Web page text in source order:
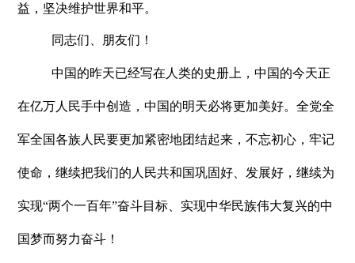
益，坚决维护世界和平。
同志们、朋友们！
中国的昨天已经写在人类的史册上，中国的今天正
在亿万人民手中创造，中国的明天必将更加美好。全党全
军全国各族人民要更加紧密地团结起来，不忘初心，牢记
使命，继续把我们的人民共和国巩固好、发展好，继续为
实现“两个一百年”奋斗目标、实现中华民族伟大复兴的中
国梦而努力奋斗！